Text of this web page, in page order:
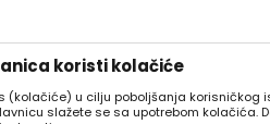
koristi kolačiće
(kolačiće) u cilju poboljšanja
slažete se sa upotrebom kolačića.